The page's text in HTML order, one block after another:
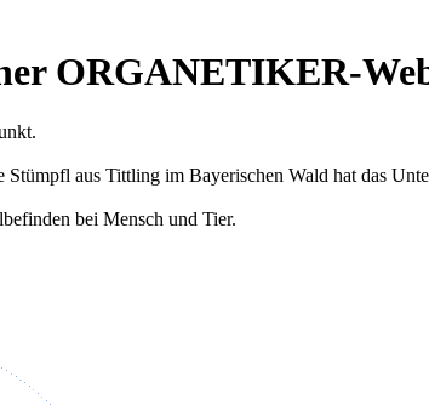
ORGANETIKER-
aus Tittling im Bayerischen Wald hat das
bei Mensch und Tier.